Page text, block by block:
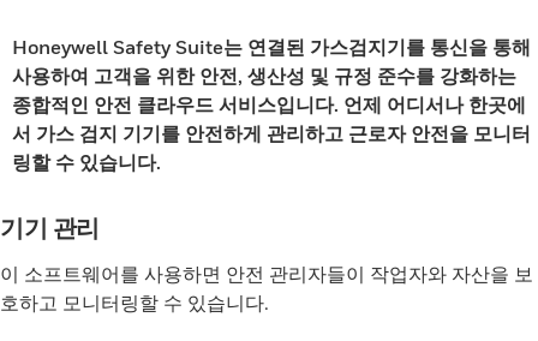
Honeywell Safety Suite는 연결된 가스검지기를 통신을 통해
사용하여 고객을 위한 안전, 생산성 및 규정 준수를 강화하는
종합적인 안전 클라우드 서비스입니다. 언제 어디서나 한곳에
서 가스 검지 기기를 안전하게 관리하고 근로자 안전을 모니터
링할 수 있습니다.
기기 관리
이 소프트웨어를 사용하면 안전 관리자들이 작업자와 자산을 보
호하고 모니터링할 수 있습니다.